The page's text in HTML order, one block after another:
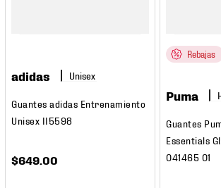
adidas
Guantes adidas Entrenamiento
Unisex II5598
$649 .00
Rebajas
Puma
Guantes
Essentials
041465 01